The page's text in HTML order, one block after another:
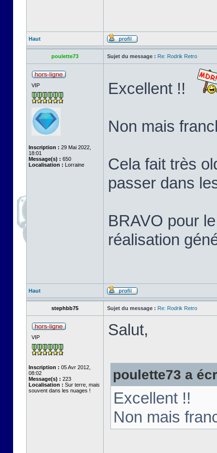
Haut
poulette73 Sujet du message : Re: Rodrik Retro
VIP
Inscription : 29 Mai 2022,
18:01
Message(s) : 650
Localisation : Lorraine
Excellent !!
Non mais
Cela fait très
passer dans
BRAVO pour
réalisation
Haut
stephbb75 Sujet du message : Re: Rodrik Retro
VIP
Inscription : 05 Avr 2012,
08:02
Message(s) : 223
Localisation : Sur terre, mais
souvent dans les nuages !
Salut,
poulette73 a
Excellent !!
Non mais